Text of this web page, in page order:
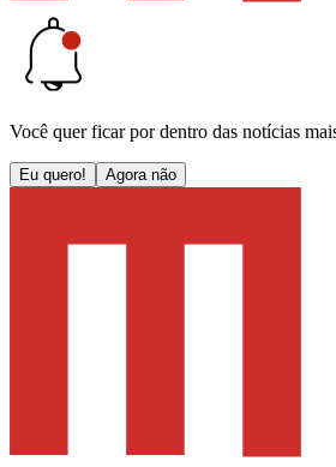
Você quer ficar por dentro das notícias
Eu quero! Agora não